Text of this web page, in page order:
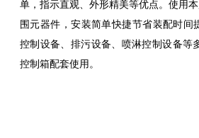
单，指示直观、外形精美等优点。使用
围元器件，安装简单快捷节省装配时间
控制设备、排污设备、喷淋控制设备等
控制箱配套使用。